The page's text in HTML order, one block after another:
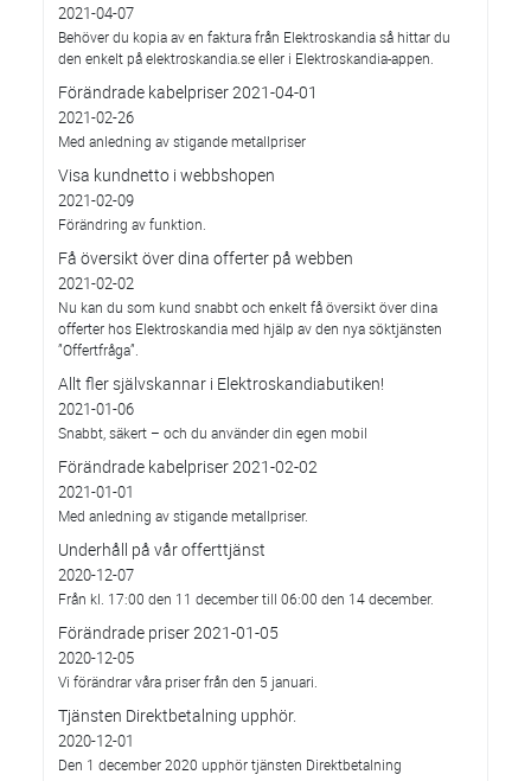
2021-04-07
Behöver du kopia av en faktura från Elektroskandia så hittar du
den enkelt på elektroskandia.se eller i Elektro­skandia-appen.
Förändrade kabelpriser 2021-04-01
2021-02-26
Med anledning av stigande metallpriser
Visa kundnetto i webbshopen
2021-02-09
Förändring av funktion.
Få översikt över dina offerter på webben
2021-02-02
Nu kan du som kund snabbt och enkelt få översikt över dina
offerter hos Elektroskandia med hjälp av den nya söktjänsten
”Offertfråga”.
Allt fler självskannar i Elektroskandiabutiken!
2021-01-06
Snabbt, säkert – och du använder din egen mobil
Förändrade kabelpriser 2021-02-02
2021-01-01
Med anledning av stigande metallpriser.
Underhåll på vår offerttjänst
2020-12-07
Från kl. 17:00 den 11 december till 06:00 den 14 december.
Förändrade priser 2021-01-05
2020-12-05
Vi förändrar våra priser från den 5 januari.
Tjänsten Direktbetalning upphör.
2020-12-01
Den 1 december 2020 upphör tjänsten Direktbetalning